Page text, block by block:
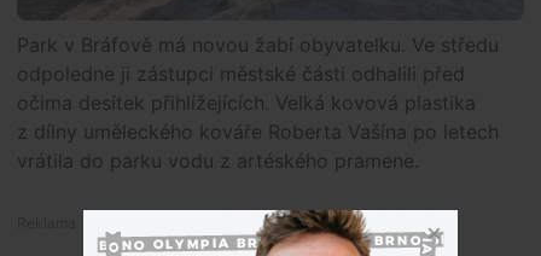
Park v Bráfově má novou žabí obyvatelku. Ve středu
odpoledne ji zástupci městské části odhalili před
očima desítek přihlížejících. Velká kovová plastika
z dílny uměleckého kováře Roberta Vašína po letech
vrátila do parku vodu z artéského pramene.